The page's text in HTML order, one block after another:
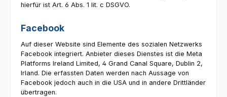
hierfür ist Art. 6 Abs. 1 lit. c DSGVO.
Facebook
Auf dieser Website sind Elemente des sozialen Netzwerks
Facebook integriert. Anbieter dieses Dienstes ist die Meta
Platforms Ireland Limited, 4 Grand Canal Square, Dublin 2,
Irland. Die erfassten Daten werden nach Aussage von
Facebook jedoch auch in die USA und in andere Drittländer
übertragen.